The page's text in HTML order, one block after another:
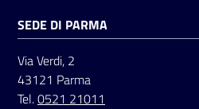
SEDE DI PARMA
Via Verdi, 2
43121 Parma
Tel.0521 21011